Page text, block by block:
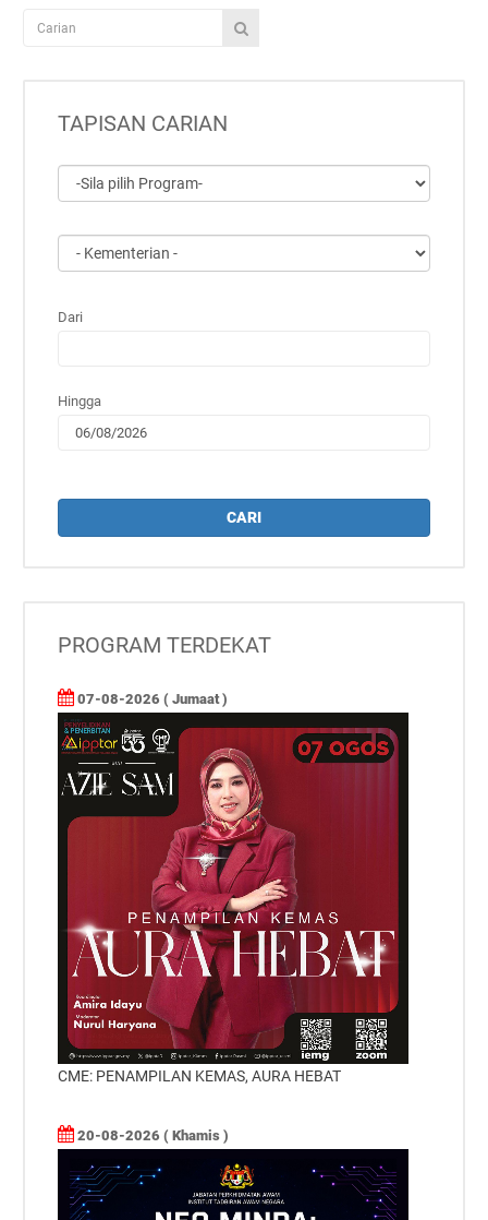
TAPISAN CARIAN
Dari
Hingga
CARI
PROGRAM TERDEKAT
07-08-2026 ( Jumaat )
CME: PENAMPILAN KEMAS, AURA HEBAT
20-08-2026 ( Khamis )